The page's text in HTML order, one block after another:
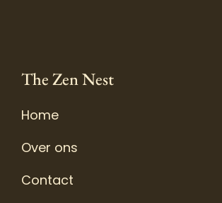
The Zen Nest
Home
Over ons
Contact